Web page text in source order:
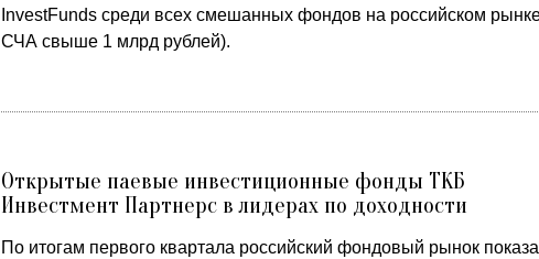
InvestFunds среди всех смешанных фондов на российском
СЧА свыше 1 млрд рублей).
Открытые паевые инвестиционные фонды ТКБ
Инвестмент Партнерс в лидерах по доходности
По итогам первого квартала российский фондовый рынок